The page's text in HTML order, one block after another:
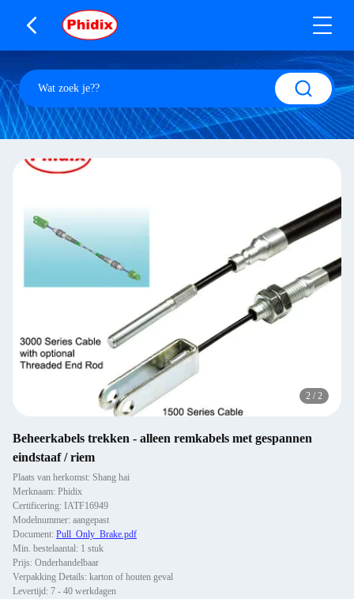
2 / 2
Beheerkabels trekken - alleen remkabels met gespannen
eindstaaf / riem
Plaats van herkomst: Shang hai
Merknaam: Phidix
Certificering: IATF16949
Modelnummer: aangepast
Document: Pull_Only_Brake.pdf
Min. bestelaantal: 1 stuk
Prijs: Onderhandelbaar
Verpakking Details: karton of houten geval
Levertijd: 7 - 40 werkdagen